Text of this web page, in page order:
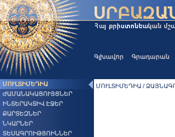
Գլխավոր Գրադարան
ՄՈՒԼՏԻՄԵԴԻԱ
ԺԱՄԱՆԱԿԱՑՈՒՅՑՆԵՐ
ԻՆՏԵՐԱԿՏԻՎ ԷՋԵՐ
ՔԱՐՏԵԶՆԵՐ
ՆԿԱՐՆԵՐ
ՏԵՍԱԳՐՈԻԹՅՈԻՆՆԵՐ
ՄՈՒԼՏԻՄԵԴԻԱ /